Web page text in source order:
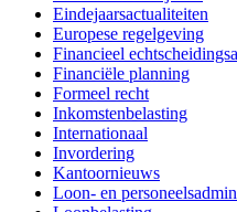
Eindejaarsactualiteiten
Europese regelgeving
Financieel
Financiële planning
Formeel recht
Inkomstenbelasting
Internationaal
Invordering
Kantoornieuws
Loon- en